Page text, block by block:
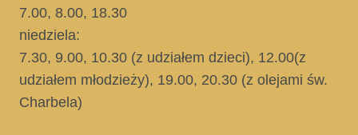
7.00, 8.00, 18.30
niedziela:
7.30, 9.00, 10.30 (z udziałem dzieci), 12.00(z
udziałem młodzieży), 19.00, 20.30 (z olejami św.
Charbela)